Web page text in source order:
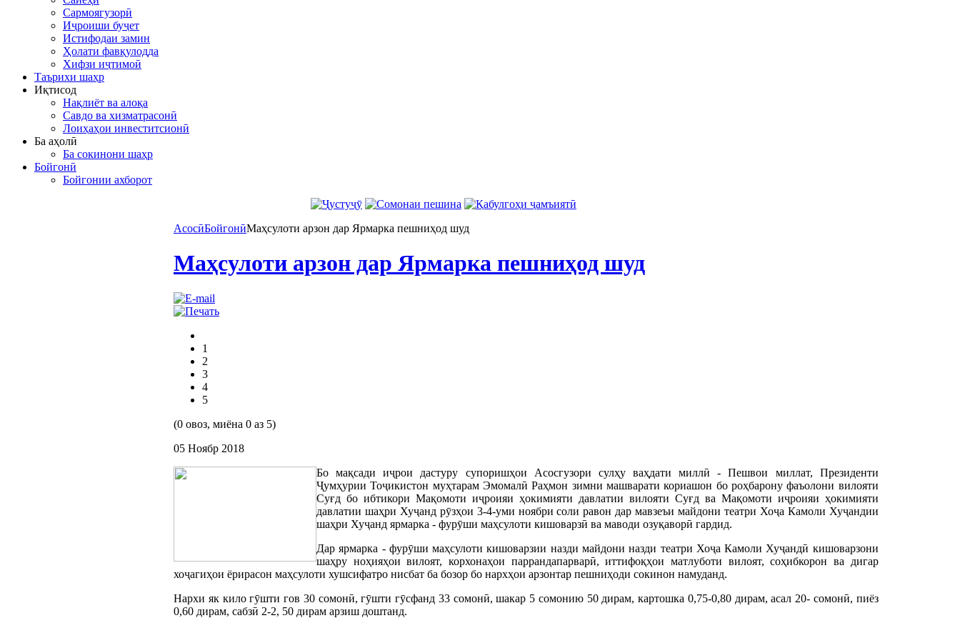
Сармоягузорӣ
Иҷроиши буҷет
Истифодаи замин
Ҳолати фавқулодда
Хифзи иҷтимоӣ
Таърихи шаҳр
Иқтисод
Нақлиёт ва алоқа
Савдо ва хизматрасонӣ
Лоиҳаҳои инвеститсионӣ
Ба аҳолӣ
Ба сокинони шаҳр
Бойгонӣ
Бойгонии ахборот
АсосӣБойгонӣМаҳсулоти арзон дар Ярмарка пешниҳод шуд
Маҳсулоти арзон дар Ярмарка пешниҳод шуд
1
2
3
4
5
(0 овоз, миёна 0 аз 5)
05 Ноябр 2018
Бо мақсади иҷрои дастуру супоришҳои Асосгузори сулҳу ваҳдати миллӣ - Пешвои миллат, Президенти
Ҷумҳурии Тоҷикистон муҳтарам Эмомалӣ Раҳмон зимни машварати кориашон бо роҳбарону фаъолони вилояти
Суғд бо ибтикори Мақомоти иҷроияи ҳокимияти давлатии вилояти Суғд ва Мақомоти иҷроияи ҳокимияти
давлатии шаҳри Хуҷанд рӯзҳои 3-4-уми ноябри соли равон дар мавзеъи майдони театри Хоҷа Камоли Хуҷандии
шаҳри Хуҷанд ярмарка - фурӯши маҳсулоти кишоварзӣ ва маводи озуқаворӣ гардид.
Дар ярмарка - фурӯши маҳсулоти кишоварзии назди майдони назди театри Хоҷа Камоли Хуҷандӣ кишоварзони
шаҳру ноҳияҳои вилоят, корхонаҳои паррандапарварӣ, иттифоқҳои матлуботи вилоят, соҳибкорон ва дигар
хоҷагиҳои ёрирасон маҳсулоти хушсифатро нисбат ба бозор бо нархҳои арзонтар пешниҳоди сокинон намуданд.
Нархи як кило гӯшти гов 30 сомонӣ, гӯшти гӯсфанд 33 сомонӣ, шакар 5 сомонию 50 дирам, картошка 0,75-0,80 дирам, асал 20- сомонӣ, пиёз
0,60 дирам, сабзӣ 2-2, 50 дирам арзиш доштанд.